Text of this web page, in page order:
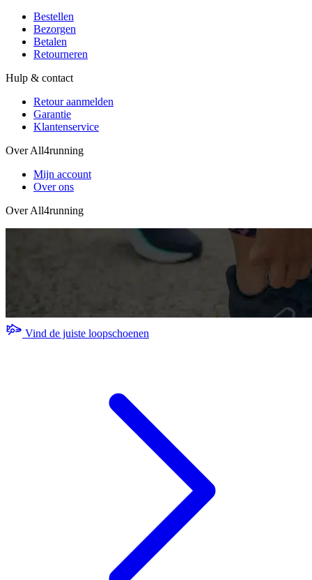
Bestellen
Bezorgen
Betalen
Retourneren
Hulp & contact
Retour aanmelden
Garantie
Klantenservice
Over All4running
Mijn account
Over ons
Over All4running
Vind de juiste loopschoenen